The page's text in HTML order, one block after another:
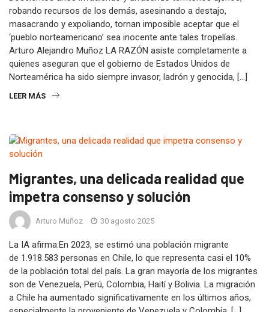
robando recursos de los demás, asesinando a destajo,
masacrando y expoliando, tornan imposible aceptar que el
‘pueblo norteamericano’ sea inocente ante tales tropelías.
Arturo Alejandro Muñoz LA RAZÓN asiste completamente a
quienes aseguran que el gobierno de Estados Unidos de
Norteamérica ha sido siempre invasor, ladrón y genocida, […]
LEER MÁS
Migrantes, una delicada realidad que
impetra consenso y solución
Arturo Muñoz 30 agosto 2025
La IA afirma:En 2023, se estimó una población migrante
de 1.918.583 personas en Chile, lo que representa casi el 10%
de la población total del país. La gran mayoría de los migrantes
son de Venezuela, Perú, Colombia, Haití y Bolivia. La migración
a Chile ha aumentado significativamente en los últimos años,